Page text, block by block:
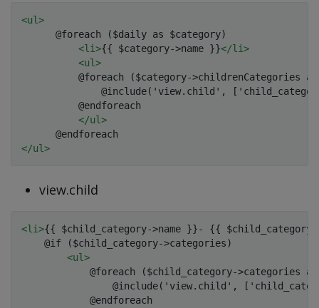
<ul>
      @foreach ($daily as $category)
<li>{{ $category->name }}</li>
<ul>
@foreach ($category->childrenCategories
@include('view.child',
          @endforeach
</ul>
</ul>
view.child
<li>{{ $child_category->name }}- {{
<ul>